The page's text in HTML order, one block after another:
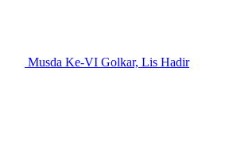
Musda Ke-VI Golkar, Lis Hadir